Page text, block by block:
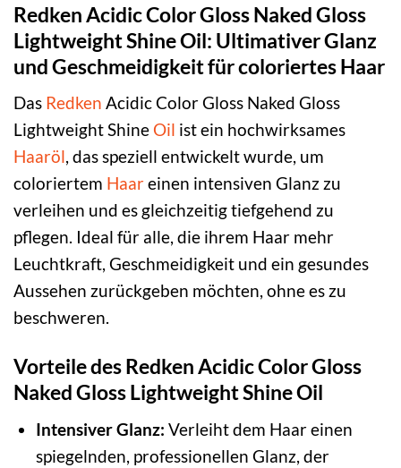
Redken Acidic Color Gloss Naked Gloss
Lightweight Shine Oil: Ultimativer Glanz
und Geschmeidigkeit für coloriertes Haar
Das Redken Acidic Color Gloss Naked Gloss
Lightweight Shine Oil ist ein hochwirksames
Haaröl, das speziell entwickelt wurde, um
coloriertem Haareinen intensiven Glanz zu
verleihen und es gleichzeitig tiefgehend zu
pflegen. Ideal für alle, die ihrem Haar mehr
Leuchtkraft, Geschmeidigkeit und ein gesundes
Aussehen zurückgeben möchten, ohne es zu
beschweren.
Vorteile des Redken Acidic Color Gloss
Naked Gloss Lightweight Shine Oil
Intensiver Glanz: Verleiht dem Haar einen
spiegelnden, professionellen Glanz, der